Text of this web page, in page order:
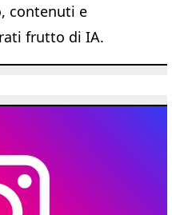
contenuti e
frutto di IA.